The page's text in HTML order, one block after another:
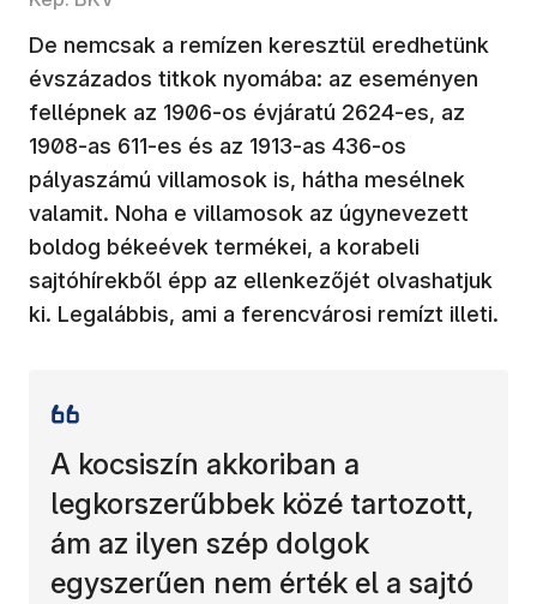
De nemcsak a remízen keresztül eredhetünk
évszázados titkok nyomába: az eseményen
fellépnek az 1906-os évjáratú 2624-es, az
1908-as 611-es és az 1913-as 436-os
pályaszámú villamosok is, hátha mesélnek
valamit. Noha e villamosok az úgynevezett
boldog békeévek termékei, a korabeli
sajtóhírekből épp az ellenkezőjét olvashatjuk
ki. Legalábbis, ami a ferencvárosi remízt illeti.
A kocsiszín akkoriban a
legkorszerűbbek közé tartozott,
ám az ilyen szép dolgok
egyszerűen nem érték el a sajtó